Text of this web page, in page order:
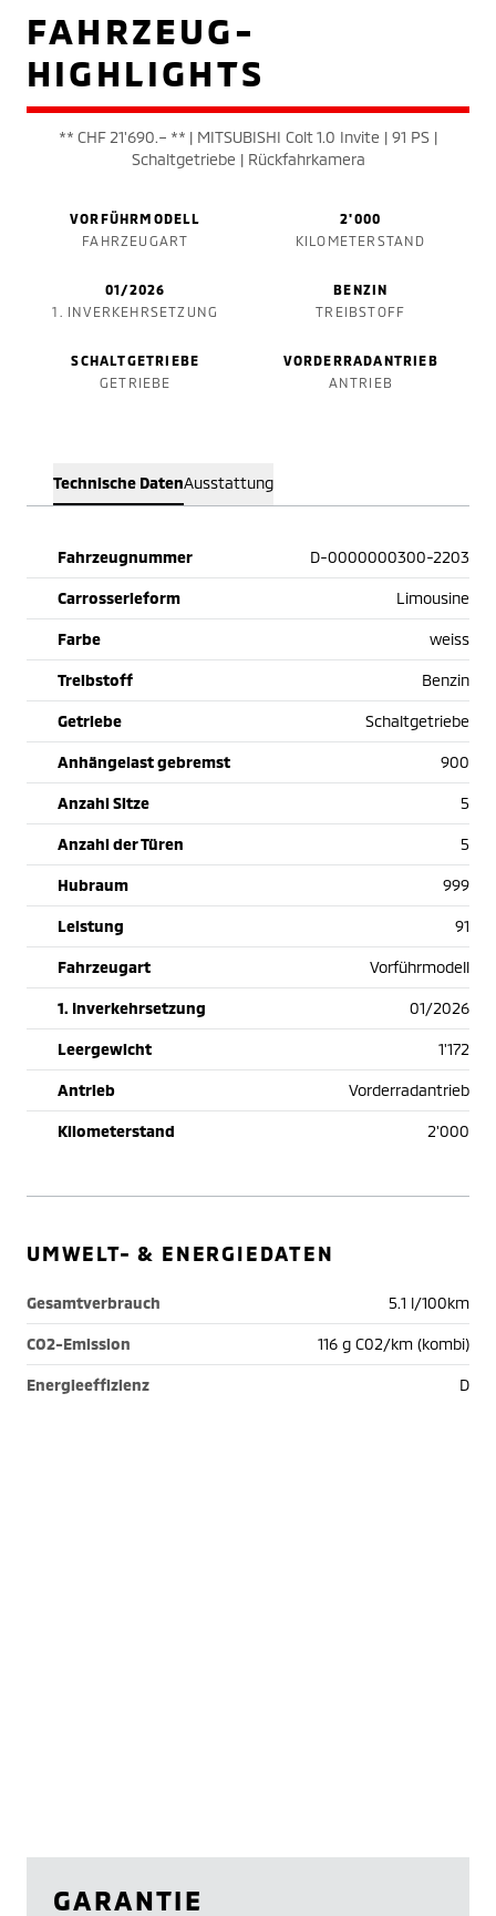
FAHRZEUG-
HIGHLIGHTS
** CHF 21'690.– ** | MITSUBISHI Colt 1.0 Invite | 91 PS |
Schaltgetriebe | Rückfahrkamera
VORFÜHRMODELL
FAHRZEUGART
2'000
KILOMETERSTAND
01/2026
1. INVERKEHRSETZUNG
BENZIN
TREIBSTOFF
SCHALTGETRIEBE
GETRIEBE
VORDERRADANTRIEB
ANTRIEB
Technische DatenAusstattung
Fahrzeugnummer D-0000000300-2203
Carrosserieform Limousine
Farbe weiss
Treibstoff Benzin
Getriebe Schaltgetriebe
Anhängelast gebremst 900
Anzahl Sitze 5
Anzahl der Türen 5
Hubraum 999
Leistung 91
Fahrzeugart Vorführmodell
1. Inverkehrsetzung 01/2026
Leergewicht 1'172
Antrieb Vorderradantrieb
Kilometerstand 2'000
UMWELT- & ENERGIEDATEN
Gesamtverbrauch 5.1 l/100km
CO2-Emission 116 g C02/km (kombi)
Energieeffizienz D
GARANTIE